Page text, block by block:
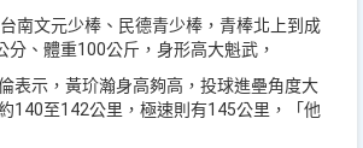
南文元少棒、民德青少棒，青棒北上到成
分、體重100公斤，身形高大魁武，
表示，黃玠瀚身高夠高，投球進壘角度大
140至142公里，極速則有145公里，「他